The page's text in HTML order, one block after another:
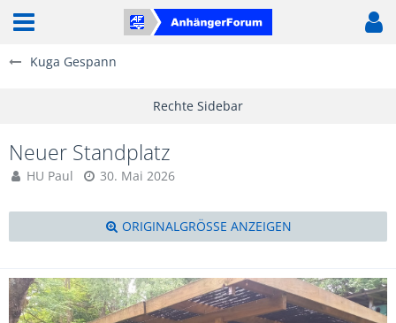
Kuga Gespann
Neuer Standplatz
HU Paul 30. Mai 2026
ORIGINALGRÖSSE ANZEIGEN